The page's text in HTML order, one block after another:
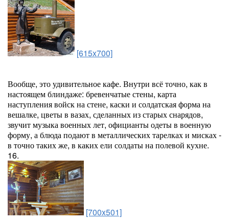
[615x700]
Вообще, это удивительное кафе. Внутри всё точно, как в
настоящем блиндаже: бревенчатые стены, карта
наступления войск на стене, каски и солдатская форма на
вешалке, цветы в вазах, сделанных из старых снарядов,
звучит музыка военных лет, официанты одеты в военную
форму, а блюда подают в металлических тарелках и мисках -
в точно таких же, в каких ели солдаты на полевой кухне.
16.
[700x501]